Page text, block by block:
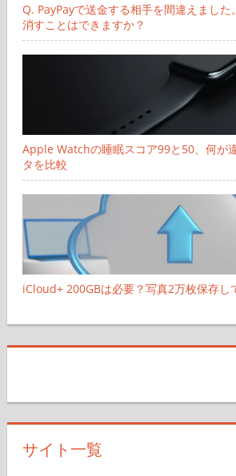
Q. PayPayで送金する相手を間違えました
消すことはできますか？
Apple Watchの睡眠スコア99と50、何が
タを比較
iCloud+ 200GBは必要？写真2万枚保存し
サイト一覧